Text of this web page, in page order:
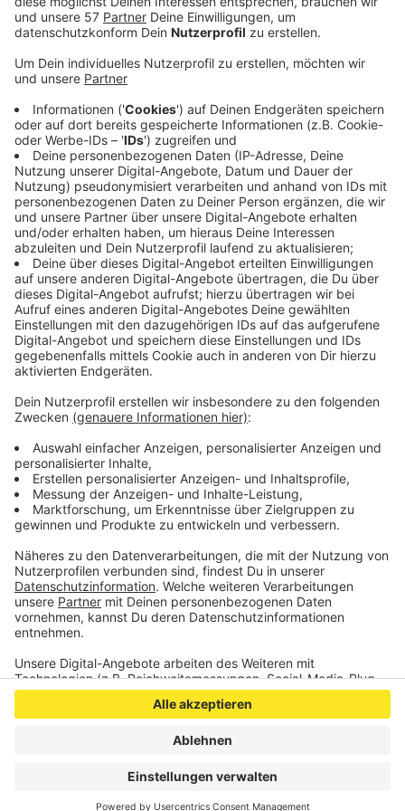
(Update)
Die Frau, die am Dienstagnachmittag in Aachen-Brand
verletzt ins Krankenhaus gebracht wurde, ist ihren
Verletzungen erlegen.
Eine 85-jährige Autofahrerin hatte am rechten
Fahrbahnrand geparkt und dann gegen 14:30 Uhr beim
Ausparken wohl Gas und Bremse verwechselt, teilt die
Polizei mit. So hat sie die 50-jährige Fußgängerin
erfasst und sie zwischen ihrem Wagen und der
Scheibe eines Ladens eingeklemmt.
Der Ehemann der 50-Jährigen, der zum Unfallzeitpunkt
anwesend war, erlitt einen Schock und wurde
seelsorgerisch betreut.
Ein Verkehrsunfall-Team der Polizei war vor Ort. Der
Gehweg, sowie die Fahrbahn um die Unfallörtlichkeit
mussten zwischenzeitlich für den Personen- und
Fahrzeugverkehr gesperrt werden.
Anzeige